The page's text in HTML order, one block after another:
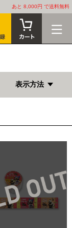
あと 8,000円 で送料無料
表示方法